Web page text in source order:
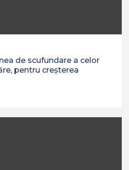
de scufundare a celor
pentru creşterea